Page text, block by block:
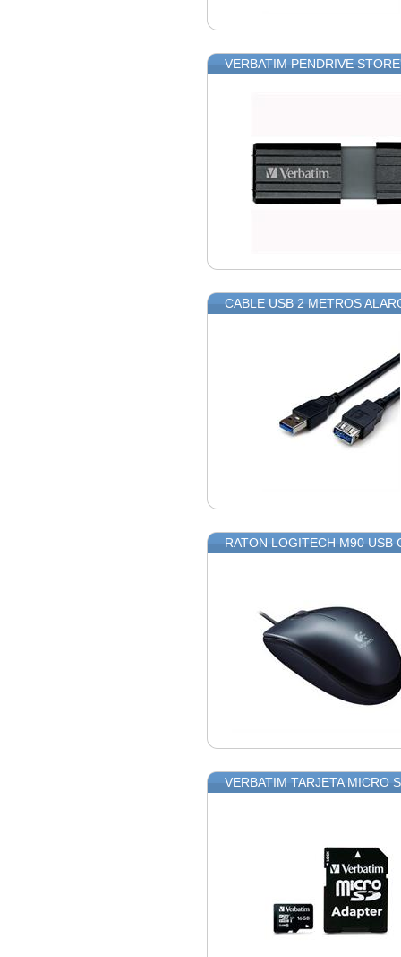
VERBATIM PENDRIVE
CABLE USB 2 METROS
RATON LOGITECH M90 USB
VERBATIM TARJETA MICRO